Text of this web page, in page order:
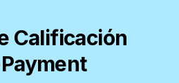
Calificación